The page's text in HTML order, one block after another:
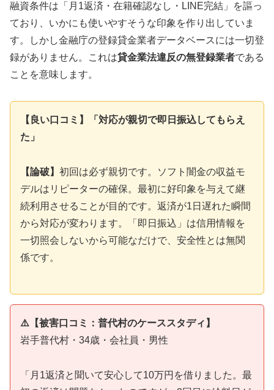
融資条件は「月1返済・在籍確認なし・LINE完結」を謳っ
ており、いかにも使いやすそうな印象を作り出していま
す。しかし金融庁の登録貸金業者データベースには一切登
録がありません。これは貸金業法違反の無登録業者である
ことを意味します。
【良い口コミ】「対応が親切で即日振込してもらえ
た」
【論破】 初回は必ず親切です。ソフト闇金の収益モ
デルはリピーターの確保。最初に好印象を与えて継
続利用させることが目的です。返済が1日遅れた瞬間
から対応が変わります。「即日振込」は信用情報を
一切照会しないから可能なだけで、安全性とは無関
係です。
⚠️【被害口コミ：普代村のケーススタディ】
岩手普代村・34歳・会社員・男性
「月1返済と聞いて安心して10万円を借りました。最